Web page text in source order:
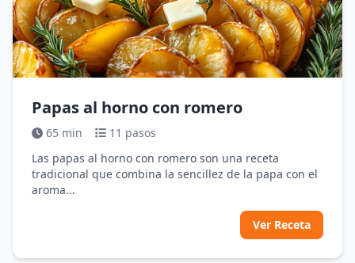
Papas al horno con romero
65 min
11 pasos
Las papas al horno con romero son una receta
tradicional que combina la sencillez de la papa con el
aroma...
Ver Receta